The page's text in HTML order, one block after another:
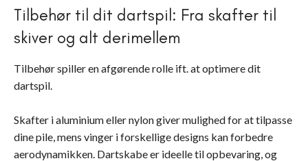
Tilbehør til dit dartspil: Fra skafter til
skiver og alt derimellem
Tilbehør spiller en afgørende rolle ift. at optimere dit
dartspil.
Skafter i aluminium eller nylon giver mulighed for at tilpasse
dine pile, mens vinger i forskellige designs kan forbedre
aerodynamikken. Dartskabe er ideelle til opbevaring, og